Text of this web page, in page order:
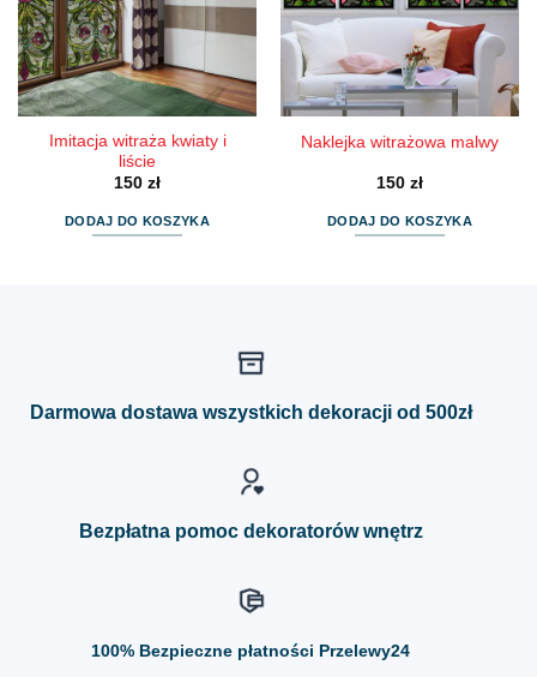
Imitacja witraża kwiaty i
liście
150 zł
DODAJ DO KOSZYKA
Naklejka witrażowa malwy
150 zł
DODAJ DO KOSZYKA
Darmowa dostawa wszystkich dekoracji od 500zł
Bezpłatna pomoc dekoratorów wnętrz
100% Bezpieczne płatności Przelewy24